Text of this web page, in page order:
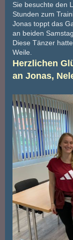
Sie besuchte den
Stunden zum
Jonas toppt das
an beiden
Diese Tänzer
Weile.
Herzlichen
an Jonas,